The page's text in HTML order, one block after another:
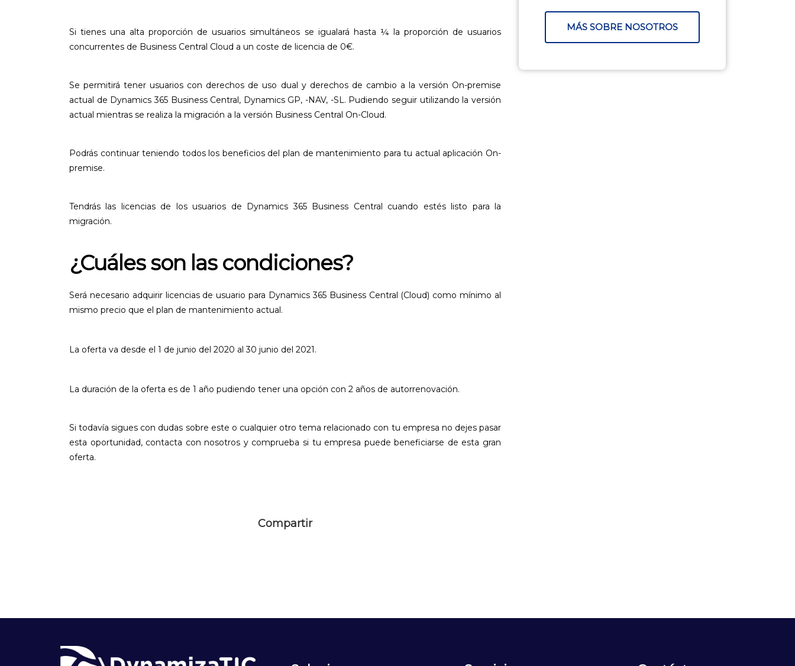
Si tienes una alta proporción de usuarios simultáneos se igualará hasta ¼ la proporción de usuarios
concurrentes de Business Central Cloud a un coste de licencia de 0€.
Se permitirá tener usuarios con derechos de uso dual y derechos de cambio a la versión On-premise
actual de Dynamics 365 Business Central, Dynamics GP, -NAV, -SL. Pudiendo seguir utilizando la versión
actual mientras se realiza la migración a la versión Business Central On-Cloud.
Podrás continuar teniendo todos los beneficios del plan de mantenimiento para tu actual aplicación On-
premise.
Tendrás las licencias de los usuarios de Dynamics 365 Business Central cuando estés listo para la
migración.
¿Cuáles son las condiciones?
Será necesario adquirir licencias de usuario para Dynamics 365 Business Central (Cloud) como mínimo al
mismo precio que el plan de mantenimiento actual.
La oferta va desde el 1 de junio del 2020 al 30 junio del 2021.
La duración de la oferta es de 1 año pudiendo tener una opción con 2 años de autorrenovación.
Si todavía sigues con dudas sobre este o cualquier otro tema relacionado con tu empresa no dejes pasar
esta oportunidad, contacta con nosotros y comprueba si tu empresa puede beneficiarse de esta gran
oferta.
Compartir
MÁS SOBRE NOSOTROS